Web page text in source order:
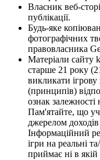
Власник веб-
публікації.
Будь-яке
фотографічних
правовласника
Матеріали сайту
старше 21 року
викликати
(принципів)
ознак залежності
Пам'ятайте, що
джерелом
Інформаційний
ігри на реальні
приймає ні в